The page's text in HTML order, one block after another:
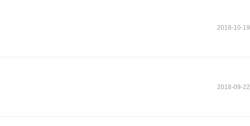
2018-10-19
2018-09-22